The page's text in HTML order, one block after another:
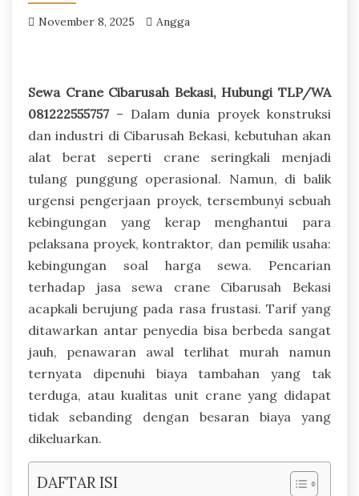
November 8, 2025 Angga
Sewa Crane Cibarusah Bekasi, Hubungi TLP/WA
081222555757– Dalam dunia proyek konstruksi
dan industri di Cibarusah Bekasi, kebutuhan akan
alat berat seperti crane seringkali menjadi
tulang punggung operasional. Namun, di balik
urgensi pengerjaan proyek, tersembunyi sebuah
kebingungan yang kerap menghantui para
pelaksana proyek, kontraktor, dan pemilik usaha:
kebingungan soal harga sewa. Pencarian
terhadap jasa sewa crane Cibarusah Bekasi
acapkali berujung pada rasa frustasi. Tarif yang
ditawarkan antar penyedia bisa berbeda sangat
jauh, penawaran awal terlihat murah namun
ternyata dipenuhi biaya tambahan yang tak
terduga, atau kualitas unit crane yang didapat
tidak sebanding dengan besaran biaya yang
dikeluarkan.
DAFTAR ISI